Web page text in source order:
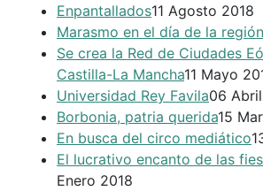
Enpantallados11 Agosto 2018
Marasmo en el día de la región
Se crea la Red de Ciudades
Castilla-La Mancha11 Mayo
Universidad Rey Favila06
Borbonia, patria querida15
En busca del circo mediático
El lucrativo encanto de las
Enero 2018